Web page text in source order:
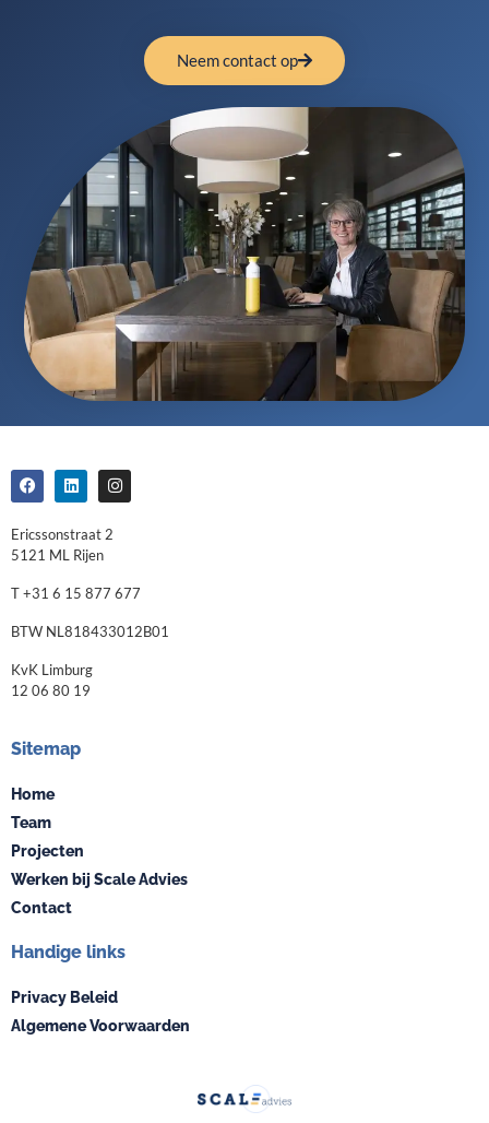
Neem contact op
Ericssonstraat 2
5121 ML Rijen
T +31 6 15 877 677
BTW NL818433012B01
KvK Limburg
12 06 80 19
Sitemap
Home
Team
Projecten
Werken bij Scale Advies
Contact
Handige links
Privacy Beleid
Algemene Voorwaarden